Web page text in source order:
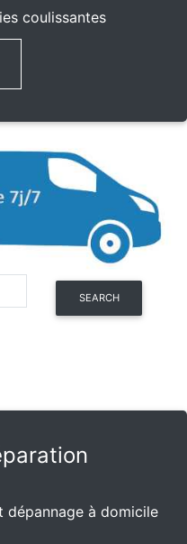
coulissantes
SEARCH
dépannage à domicile